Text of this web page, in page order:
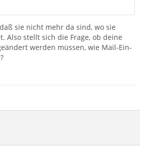
sie nicht mehr da sind, wo sie
Also stellt sich die Frage, ob deine
werden müssen, wie Mail-Ein-